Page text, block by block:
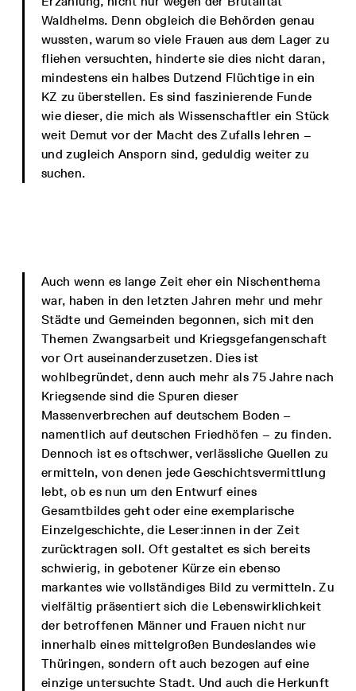
Waldhelms. Denn obgleich die Behörden genau
wussten, warum so viele Frauen aus dem Lager zu
fliehen versuchten, hinderte sie dies nicht daran,
mindestens ein halbes Dutzend Flüchtige in ein
KZ zu überstellen. Es sind faszinierende Funde
wie dieser, die mich als Wissenschaftler ein Stück
weit Demut vor der Macht des Zufalls lehren –
und zugleich Ansporn sind, geduldig weiter zu
suchen.
Auch wenn es lange Zeit eher ein Nischenthema
war, haben in den letzten Jahren mehr und mehr
Städte und Gemeinden begonnen, sich mit den
Themen Zwangsarbeit und Kriegsgefangenschaft
vor Ort auseinanderzusetzen. Dies ist
wohlbegründet, denn auch mehr als 75 Jahre nach
Kriegsende sind die Spuren dieser
Massenverbrechen auf deutschem Boden –
namentlich auf deutschen Friedhöfen – zu finden.
Dennoch ist es oftschwer, verlässliche Quellen zu
ermitteln, von denen jede Geschichtsvermittlung
lebt, ob es nun um den Entwurf eines
Gesamtbildes geht oder eine exemplarische
Einzelgeschichte, die Leser:innen in der Zeit
zurücktragen soll. Oft gestaltet es sich bereits
schwierig, in gebotener Kürze ein ebenso
markantes wie vollständiges Bild zu vermitteln. Zu
vielfältig präsentiert sich die Lebenswirklichkeit
der betroffenen Männer und Frauen nicht nur
innerhalb eines mittelgroßen Bundeslandes wie
Thüringen, sondern oft auch bezogen auf eine
einzige untersuchte Stadt. Und auch die Herkunft